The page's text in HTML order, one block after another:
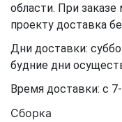
области. При
проекту доставка
Дни доставки:
будние дни
Время доставки: с
Сборка